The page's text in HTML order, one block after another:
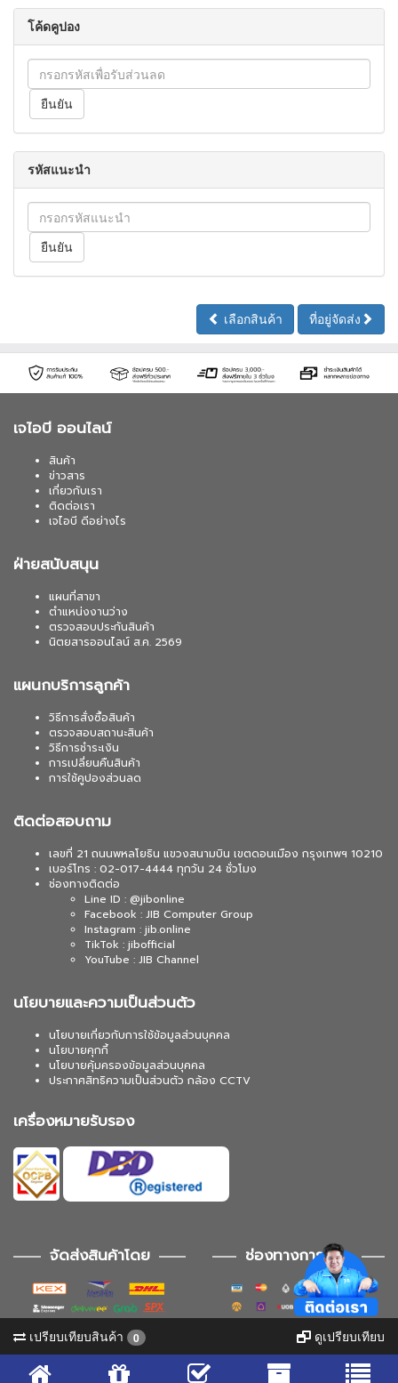
โค้ดคูปอง
รหัสแนะนำ
เลือกสินค้า ที่อยู่จัดส่ง
เจไอบี ออนไลน์
สินค้า
ข่าวสาร
เกี่ยวกับเรา
ติดต่อเรา
เจไอบี ดีอย่างไร
ฝ่ายสนับสนุน
แผนที่สาขา
ตำแหน่งงานว่าง
ตรวจสอบประกันสินค้า
นิตยสารออนไลน์ ส.ค. 2569
แผนกบริการลูกค้า
วิธีการสั่งซื้อสินค้า
ตรวจสอบสถานะสินค้า
วิธีการชำระเงิน
การเปลี่ยนคืนสินค้า
การใช้คูปองส่วนลด
ติดต่อสอบถาม
เลขที่ 21 ถนนพหลโยธิน แขวงสนามบิน เขตดอนเมือง กรุงเทพฯ 10210
เบอร์โทร : 02-017-4444 ทุกวัน 24 ชั่วโมง
ช่องทางติดต่อ
Line ID : @jibonline
Facebook : JIB Computer Group
Instagram : jib.online
TikTok : jibofficial
YouTube : JIB Channel
นโยบายและความเป็นส่วนตัว
นโยบายเกี่ยวกับการใช้ข้อมูลส่วนบุคคล
นโยบายคุกกี้
นโยบายคุ้มครองข้อมูลส่วนบุคคล
ประกาศสิทธิความเป็นส่วนตัว กล้อง CCTV
เครื่องหมายรับรอง
จัดส่งสินค้าโดย ช่องทางการชำระ
ช่องทางการติดตาม
เปรียบเทียบสินค้า 0 ดูเปรียบเทียบ